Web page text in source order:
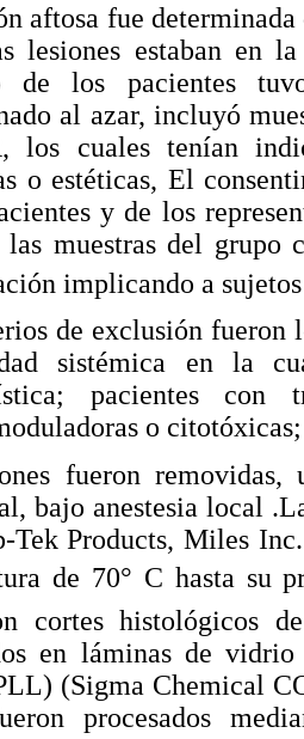
aftosa fue
lesiones estaban en
de los pacientes
al azar, incluyó
los cuales tenían
o estéticas, El
y de los
las muestras del grupo
implicando a
de exclusión fueron
sistémica en la
pacientes con
o
fueron removidas,
bajo anestesia local
Tek Products, Miles
de 70° C hasta su
cortes histológicos
en láminas de
(Sigma Chemical
procesados